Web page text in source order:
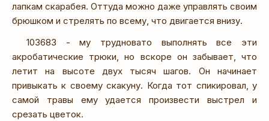
лапкам скарабея. Оттуда можно даже управлять своим
брюшком и стрелять по всему, что двигается внизу.
103683 - му трудновато выполнять все эти
акробатические трюки, но вскоре он забывает, что
летит на высоте двух тысяч шагов. Он начинает
привыкать к своему скакуну. Когда тот спикировал, у
самой травы ему удается произвести выстрел и
срезать цветок.